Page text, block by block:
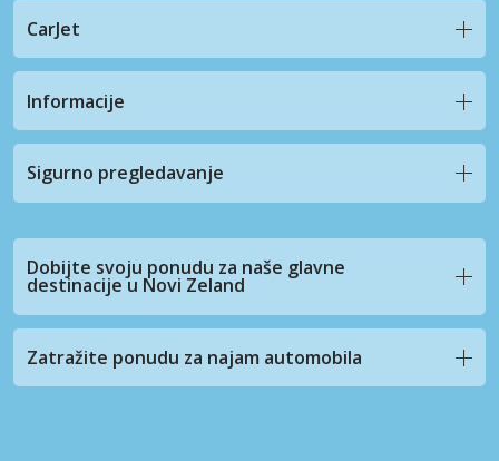
CarJet
Informacije
Sigurno pregledavanje
Dobijte svoju ponudu za naše glavne
destinacije u Novi Zeland
Zatražite ponudu za najam automobila